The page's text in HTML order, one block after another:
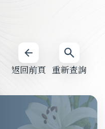
重新查詢
返回前頁